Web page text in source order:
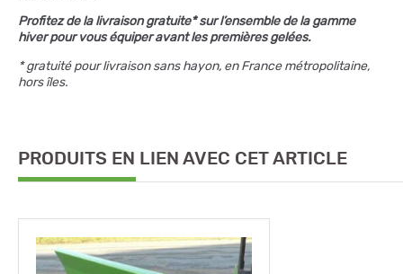
Profitez de la livraison gratuite* sur l’ensemble de la gamme
hiver pour vous équiper avant les premières gelées.
* gratuité pour livraison sans hayon, en France métropolitaine,
hors îles.
PRODUITS EN LIEN AVEC CET ARTICLE